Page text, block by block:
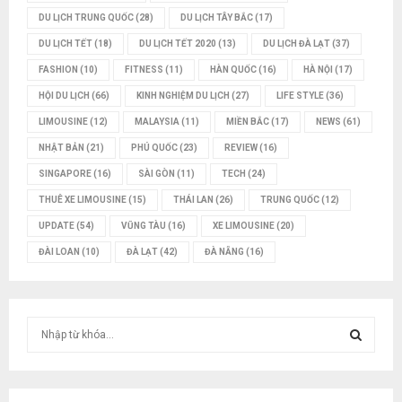
DU LỊCH TRUNG QUỐC(28) DU LỊCH TÂY BẮC(17)
DU LỊCH TẾT(18) DU LỊCH TẾT 2020 (13) DU LỊCH ĐÀ LẠT(37)
FASHION (10) FITNESS (11) HÀN QUỐC(16) HÀ NỘI (17)
HỘI DU LỊCH (66) KINH NGHIỆM DU LỊCH (27) LIFE STYLE(36)
LIMOUSINE(12) MALAYSIA(11) MIỀN BẮC(17) NEWS (61)
NHẬT BẢN (21) PHÚ QUỐC(23) REVIEW(16)
SINGAPORE(16) SÀI GÒN (11) TECH (24)
THUÊ XE LIMOUSINE(15) THÁI LAN (26) TRUNG QUỐC(12)
UPDATE(54) VŨNG TÀU (16) XE LIMOUSINE(20)
ĐÀI LOAN (10) ĐÀ LẠT(42) ĐÀ NẴNG (16)